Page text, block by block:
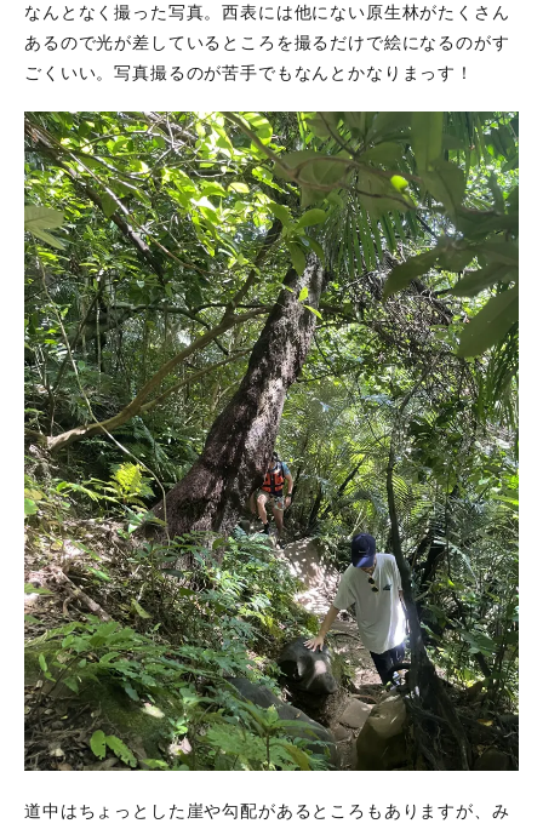
なんとなく撮った写真。西表には他にない原生林がたくさん
あるので光が差しているところを撮るだけで絵になるのがす
ごくいい。写真撮るのが苦手でもなんとかなりまっす！
道中はちょっとした崖や勾配があるところもありますが、み